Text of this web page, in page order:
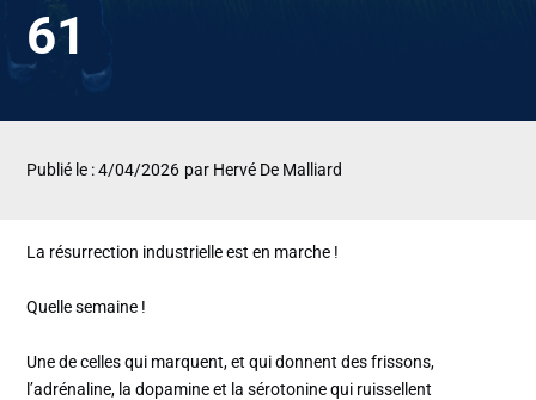
61
Publié le : 4/04/2026 par Hervé De Malliard
La résurrection industrielle est en marche !
Quelle semaine !
Une de celles qui marquent, et qui donnent des frissons,
l’adrénaline, la dopamine et la sérotonine qui ruissellent